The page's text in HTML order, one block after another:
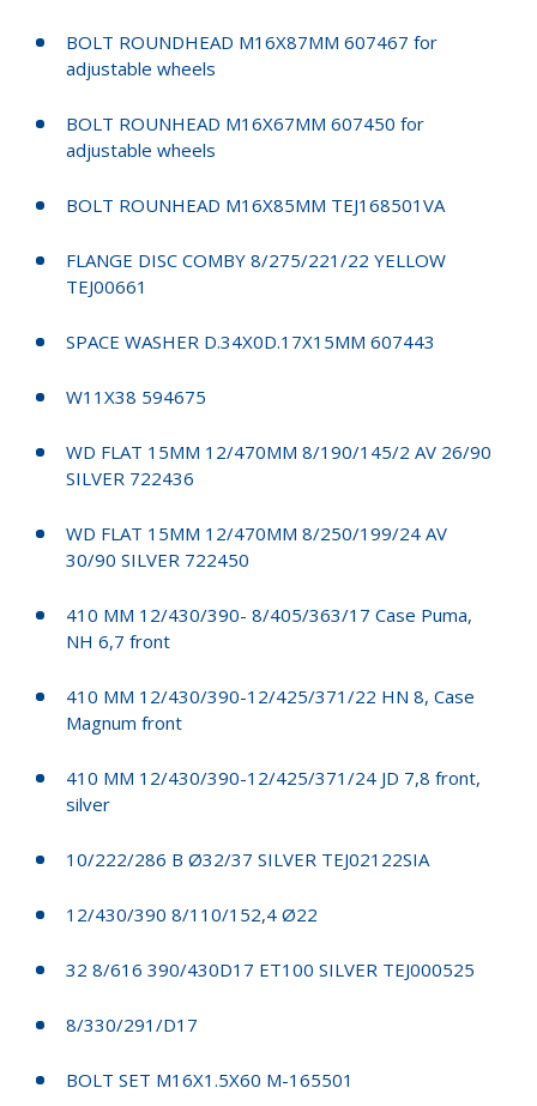
BOLT ROUNDHEAD M16X87MM 607467 for
adjustable wheels
BOLT ROUNHEAD M16X67MM 607450 for
adjustable wheels
BOLT ROUNHEAD M16X85MM TEJ168501VA
FLANGE DISC COMBY 8/275/221/22 YELLOW
TEJ00661
SPACE WASHER D.34X0D.17X15MM 607443
W11X38 594675
WD FLAT 15MM 12/470MM 8/190/145/2 AV 26/90
SILVER 722436
WD FLAT 15MM 12/470MM 8/250/199/24 AV
30/90 SILVER 722450
410 MM 12/430/390- 8/405/363/17 Case Puma,
NH 6,7 front
410 MM 12/430/390-12/425/371/22 HN 8, Case
Magnum front
410 MM 12/430/390-12/425/371/24 JD 7,8 front,
silver
10/222/286 B Ø32/37 SILVER TEJ02122SIA
12/430/390 8/110/152,4 Ø22
32 8/616 390/430D17 ET100 SILVER TEJ000525
8/330/291/D17
BOLT SET M16X1.5X60 M-165501